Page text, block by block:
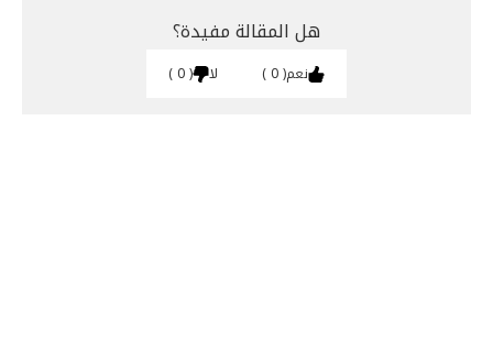
هل المقالة مفيدة؟
نعم 0 لا 0